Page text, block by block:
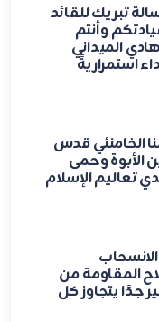
تبريك للقائد
وأنتم
الميداني
استمراريةً
الخامنئي قدس
الأبوة وحمى
تعاليم الإسلام
المقاومة من
جدًا يتجاوز كل